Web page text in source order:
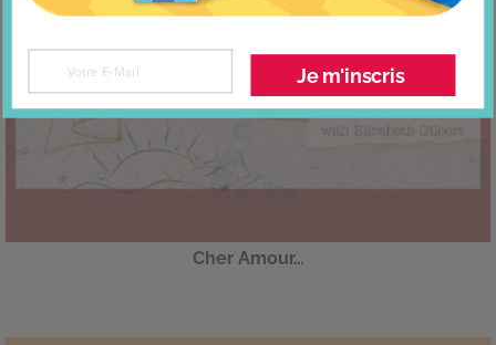
Cher Amour…
Je m'inscris